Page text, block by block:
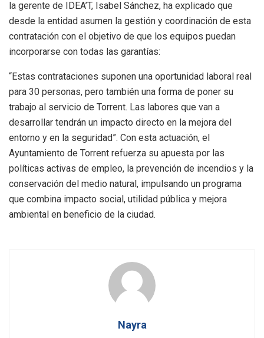
la gerente de IDEA’T, Isabel Sánchez, ha explicado que
desde la entidad asumen la gestión y coordinación de esta
contratación con el objetivo de que los equipos puedan
incorporarse con todas las garantías:
“Estas contrataciones suponen una oportunidad laboral real
para 30 personas, pero también una forma de poner su
trabajo al servicio de Torrent. Las labores que van a
desarrollar tendrán un impacto directo en la mejora del
entorno y en la seguridad”. Con esta actuación, el
Ayuntamiento de Torrent refuerza su apuesta por las
políticas activas de empleo, la prevención de incendios y la
conservación del medio natural, impulsando un programa
que combina impacto social, utilidad pública y mejora
ambiental en beneficio de la ciudad.
Nayra